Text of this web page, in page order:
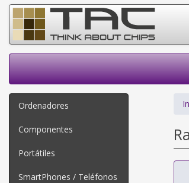
Ordenadores
Componentes
Portátiles
SmartPhones / Teléfonos